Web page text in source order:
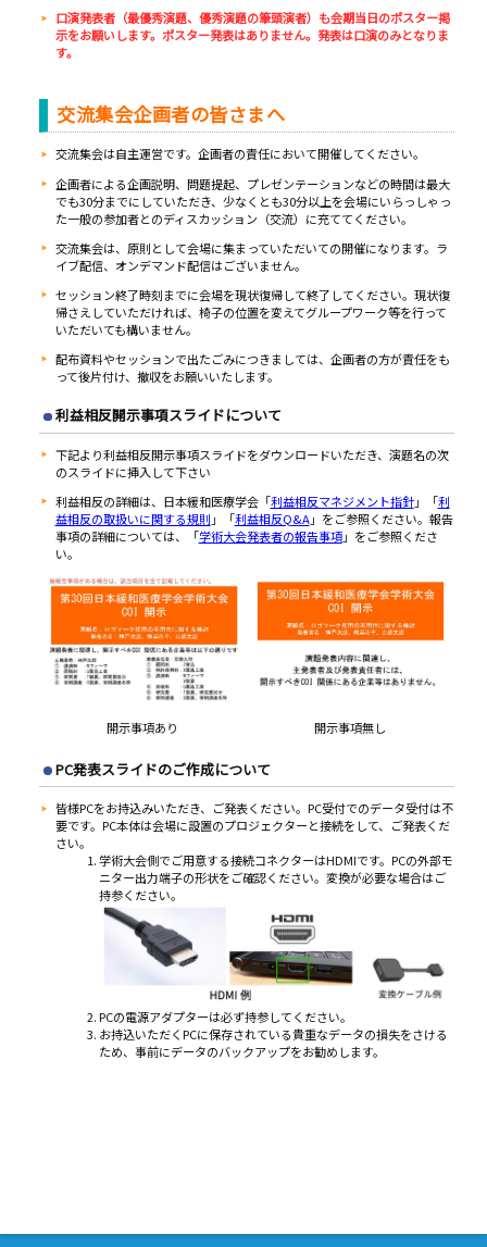
口演発表者（最優秀演題、優秀演題の筆頭演者）も会期当日のポスター掲
示をお願いします。ポスター発表はありません。発表は口演のみとなりま
す。
交流集会企画者の皆さまへ
交流集会は自主運営です。企画者の責任において開催してください。
企画者による企画説明、問題提起、プレゼンテーションなどの時間は最大
でも30分までにしていただき、少なくとも30分以上を会場にいらっしゃっ
た一般の参加者とのディスカッション（交流）に充ててください。
交流集会は、原則として会場に集まっていただいての開催になります。ラ
イブ配信、オンデマンド配信はございません。
セッション終了時刻までに会場を現状復帰して終了してください。現状復
帰さえしていただければ、椅子の位置を変えてグループワーク等を行って
いただいても構いません。
配布資料やセッションで出たごみにつきましては、企画者の方が責任をも
って後片付け、撤収をお願いいたします。
利益相反開示事項スライドについて
下記より利益相反開示事項スライドをダウンロードいただき、演題名の次
のスライドに挿入して下さい
利益相反の詳細は、日本緩和医療学会「利益相反マネジメント指針」「利
益相反の取扱いに関する規則 」「利益相反Q&A」をご参照ください。報告
事項の詳細については、「学術大会発表者の報告事項」をご参照くださ
い。
開示事項あり 開示事項無し
PC発表スライドのご作成について
皆様PCをお持込みいただき、ご発表ください。PC受付でのデータ受付は不
要です。PC本体は会場に設置のプロジェクターと接続をして、ご発表くだ
さい。
学術大会側でご用意する接続コネクターはHDMIです。PCの外部モ
ニター出力端子の形状をご確認ください。変換が必要な場合はご
持参ください。
PCの電源アダプターは必ず持参してください。
お持込いただくPCに保存されている貴重なデータの損失をさける
ため、事前にデータのバックアップをお勧めします。